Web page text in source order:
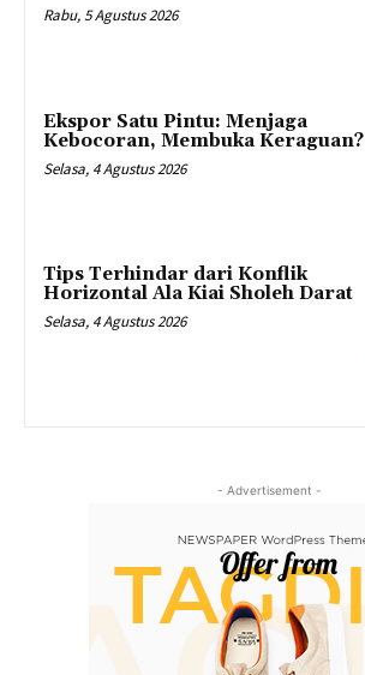
Rabu, 5 Agustus 2026
Ekspor Satu Pintu: Menjaga
Kebocoran, Membuka Keraguan?
Selasa, 4 Agustus 2026
Tips Terhindar dari Konflik
Horizontal Ala Kiai Sholeh Darat
Selasa, 4 Agustus 2026
- Advertisement -